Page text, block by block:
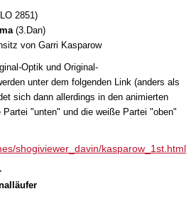
2851)
(3.Dan)
von Garri Kasparow
Optik und Original-
unter dem folgenden Link (anders als
sich dann allerdings in den animierten
Partei "unten" und die weiße Partei "oben"
shogiviewer_davin/kasparow_1st.html